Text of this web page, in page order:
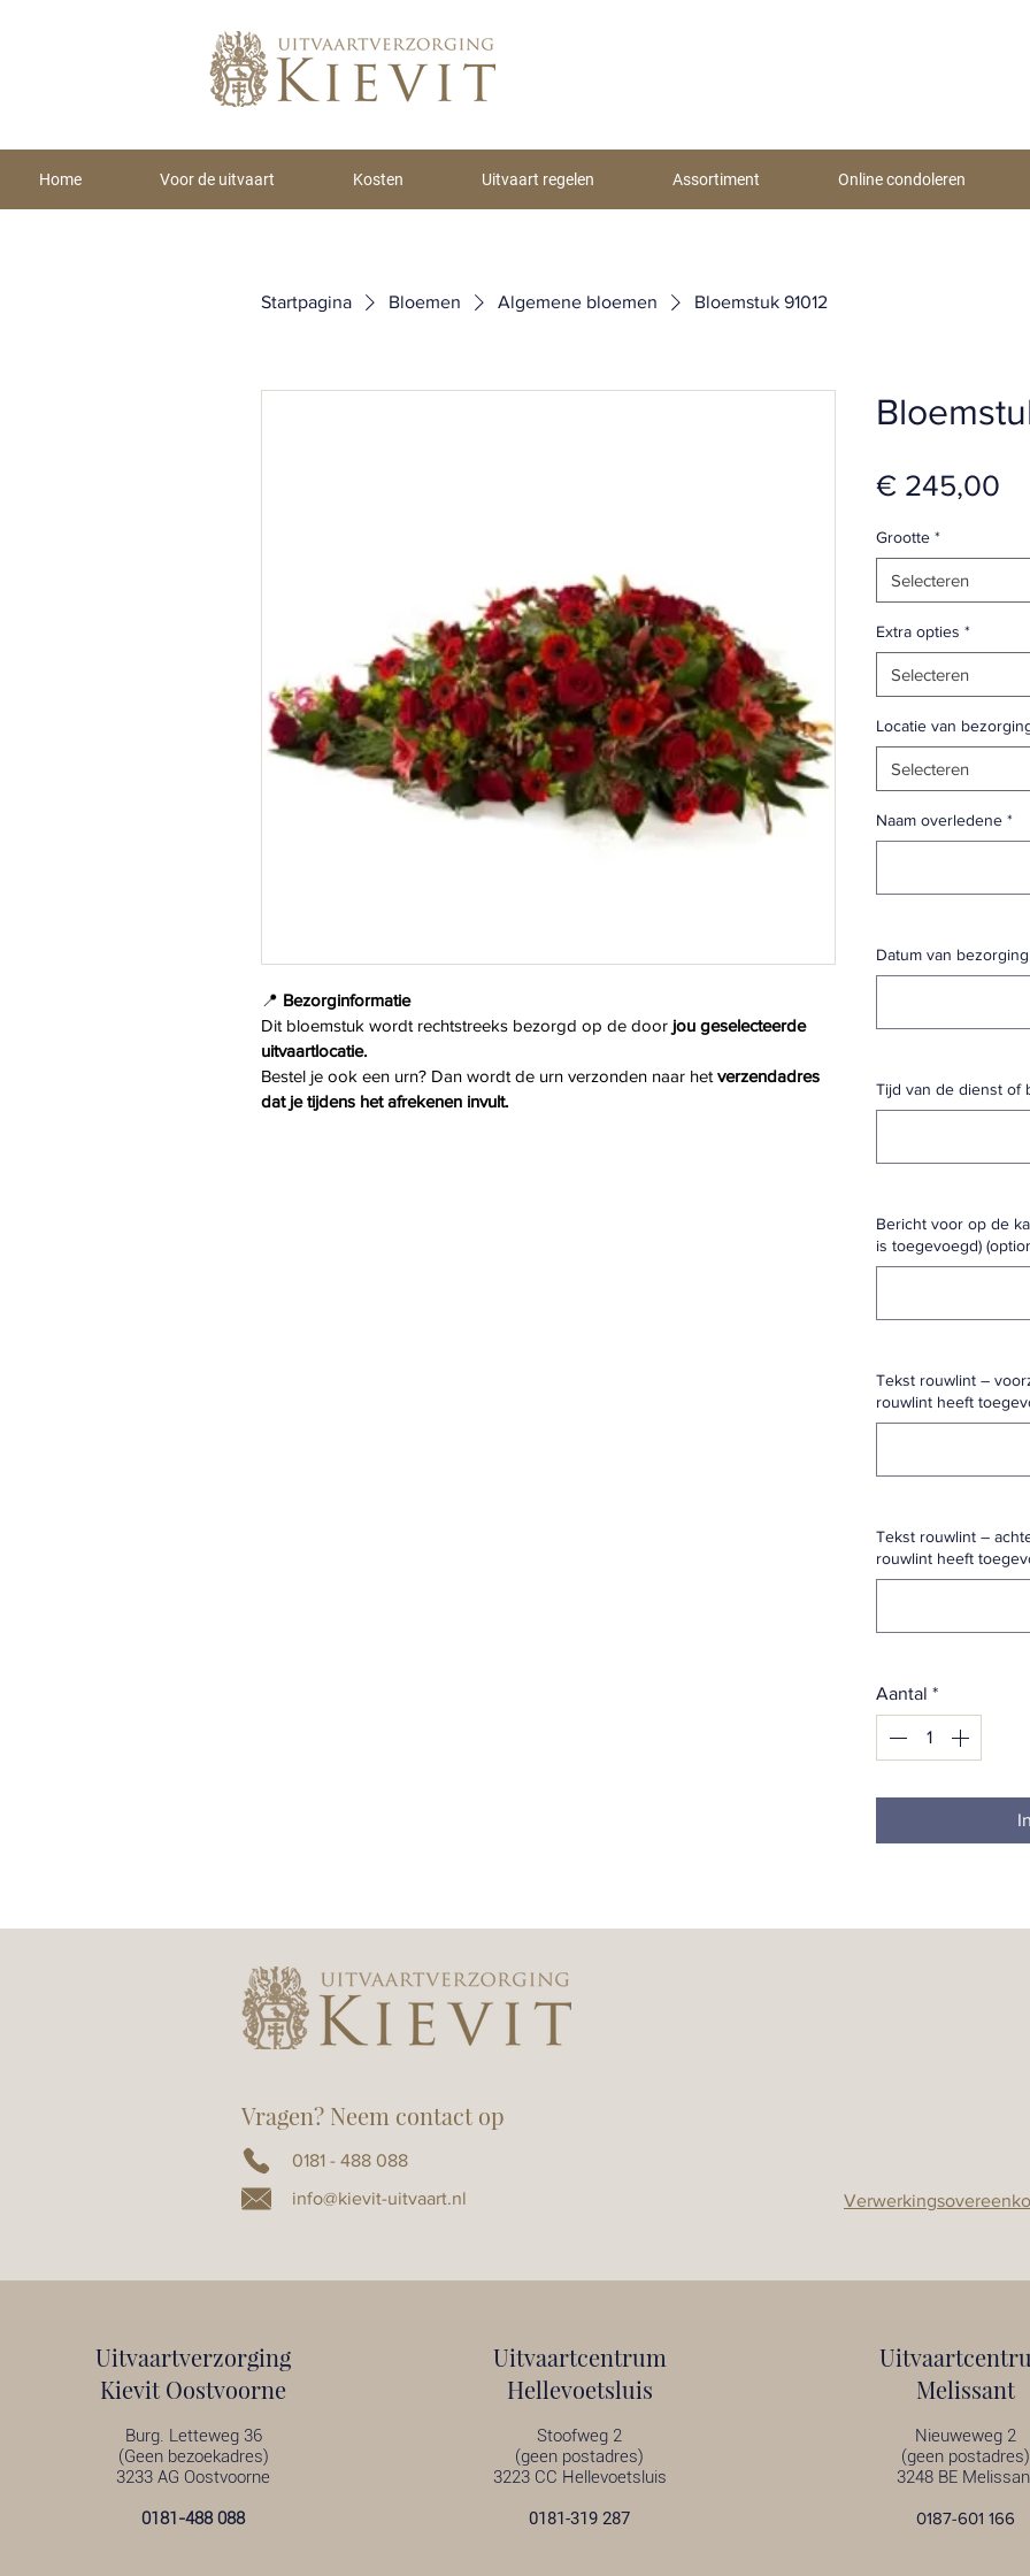
Home Voor de uitvaart Kosten Uitvaart regelen Assortiment Online condoleren
Startpagina Bloemen Algemene bloemen Bloemstuk 91012
📍 Bezorginformatie
Dit bloemstuk wordt rechtstreeks bezorgd op de door jou geselecteerde
uitvaartlocatie.
Bestel je ook een urn? Dan wordt de urn verzonden naar het verzendadres
dat je tijdens het afrekenen invult.
€ 245,00
Grootte *
Selecteren
Extra opties *
Selecteren
Locatie van
Selecteren
Naam overledene *
Datum van bezorging
Tijd van de dienst of
Bericht voor op de
is toegevoegd)
Tekst rouwlint –
rouwlint heeft
Tekst rouwlint –
rouwlint heeft
Aantal *
Vragen? Neem contact op
0181 - 488 088
info@kievit-uitvaart.nl
Uitvaartverzorging
Kievit Oostvoorne
Burg. Letteweg 36
(Geen bezoekadres)
3233 AG Oostvoorne
0181-488 088
Uitvaartcentrum
Hellevoetsluis
Stoofweg 2
(geen postadres)
3223 CC Hellevoetsluis
0181-319 287
Melissant
Nieuweweg 2
(geen postadres)
3248 BE
0187-601 166